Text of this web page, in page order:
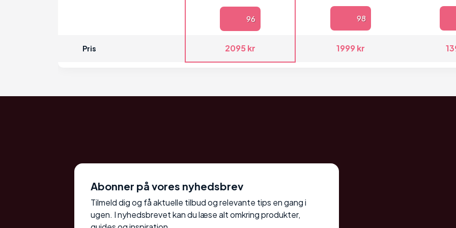
96 98
Pris 2095 kr 1999 kr
Abonner på vores nyhedsbrev
Tilmeld dig og få aktuelle tilbud og relevante tips en gang i
ugen. I nyhedsbrevet kan du læse alt omkring produkter,